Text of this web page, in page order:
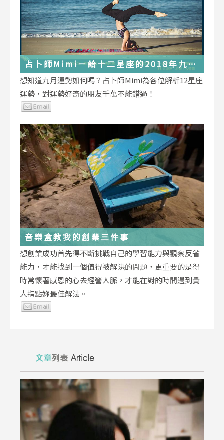
占卜師Mimi－給十二星座的2018年九月
運勢小叮嚀
想知道九月運勢如何嗎？占卜師Mimi為各位解析12星座
運勢，對運勢好奇的朋友千萬不能錯過！
音樂盒教我的創業三件事
想創業成功首先得不斷挑戰自己的學習能力與觀察反省
能力，才能找到一個值得被解決的問題，更重要的是得
時常懷著感恩的心去經營人脈，才能在對的時間遇到貴
人指點妳最佳解法。